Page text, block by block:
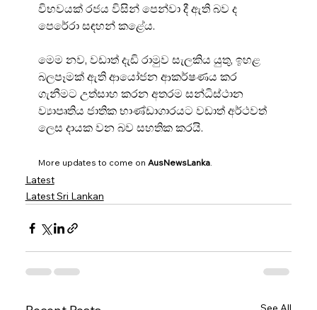
විභවයක් රජය විසින් පෙන්වා දී ඇති බව ද
පෙරේරා සඳහන් කළේය.
මෙම නව, වඩාත් දැඩි රාමුව සැලකිය යුතු, ඉහළ
බලපෑමක් ඇති ආයෝජන ආකර්ෂණය කර
ගැනීමට උත්සාහ කරන අතරම සන්ධිස්ථාන
ව්‍යාපෘතිය ජාතික භාණ්ඩාගාරයට වඩාත් අර්ථවත්
ලෙස දායක වන බව සහතික කරයි.
More updates to come on AusNewsLanka.
Latest
Latest Sri Lankan